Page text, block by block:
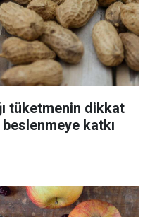
tüketmenin dikkat
katkı